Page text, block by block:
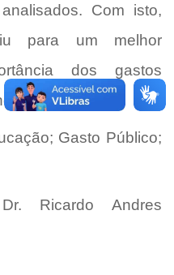
Com isto,
para um melhor
dos gastos
Gasto Público;
Ricardo Andres